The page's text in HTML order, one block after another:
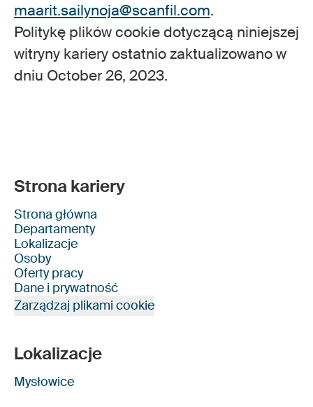
maarit.sailynoja@scanfil.com.
Politykę plików cookie dotyczącą niniejszej
witryny kariery ostatnio zaktualizowano w
dniu October 26, 2023.
Strona kariery
Strona główna
Departamenty
Lokalizacje
Osoby
Oferty pracy
Dane i prywatność
Zarządzaj plikami cookie
Lokalizacje
Mysłowice